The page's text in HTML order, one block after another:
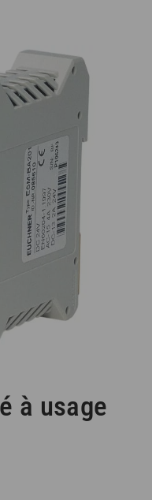
à usage